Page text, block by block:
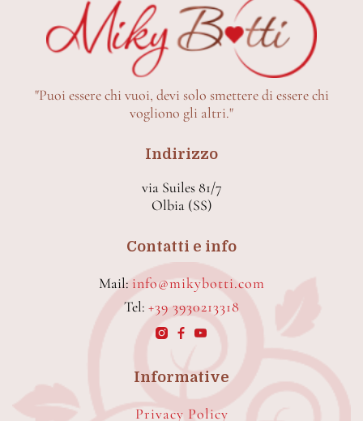
"Puoi essere chi vuoi, devi solo smettere di essere chi
vogliono gli altri."
Indirizzo
via Suiles 81/7
Olbia (SS)
Contatti e info
Mail: info@mikybotti.com
Tel: +39 3930213318
Informative
Privacy Policy